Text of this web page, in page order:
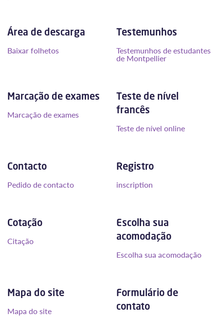
Área de descarga
Baixar folhetos
Testemunhos
Testemunhos de estudantes
de Montpellier
Marcação de exames
Marcação de exames
Teste de nível
francês
Teste de nível online
Contacto
Pedido de contacto
Registro
inscription
Cotação
Citação
Escolha sua
acomodação
Escolha sua acomodação
Mapa do site
Mapa do site
Formulário de
contato